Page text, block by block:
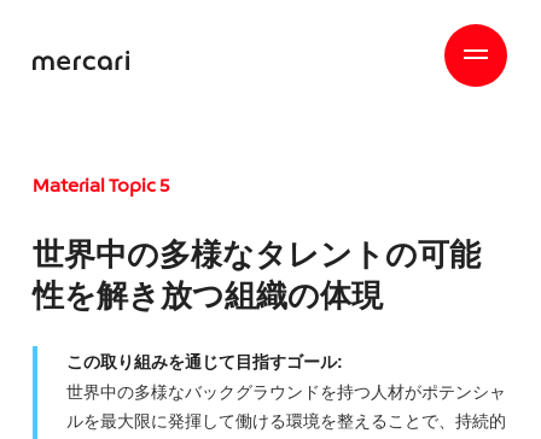
Material Topic 5
世界中の多様なタレントの可能
性を解き放つ組織の体現
この取り組みを通じて目指すゴール:
世界中の多様なバックグラウンドを持つ人材がポテンシャ
ルを最大限に発揮して働ける環境を整えることで、持続的